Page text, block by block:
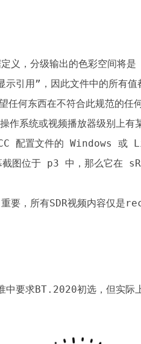
，分级输出的色彩空间将是
引用”，因此文件中的所有值
何东西在不符合此规范的任
作系统或视频播放器级
配置文件的 Windows
位于 p3 中，那么它在
中要求BT.2020初选，但实